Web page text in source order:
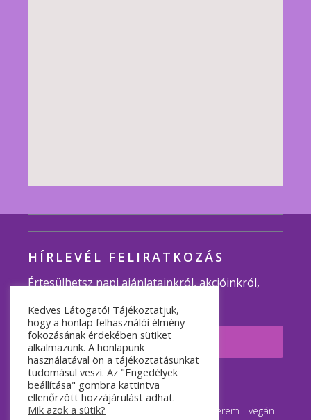
HÍRLEVÉL FELIRATKOZÁS
Értesülhetsz napi ajánlatainkról, akcióinkról,
Feliratkozom
© 2007-2026 Minden jog fenntartva.
Napfényes Vegán Étterem és Rendezvényterem - vegán
Kedves Látogató! Tájékoztatjuk,
hogy a honlap felhasználói élmény
fokozásának érdekében sütiket
alkalmazunk. A honlapunk
használatával ön a tájékoztatásunkat
tudomásul veszi. Az "Engedélyek
beállítása" gombra kattintva
ellenőrzött hozzájárulást adhat.
Mik azok a sütik?